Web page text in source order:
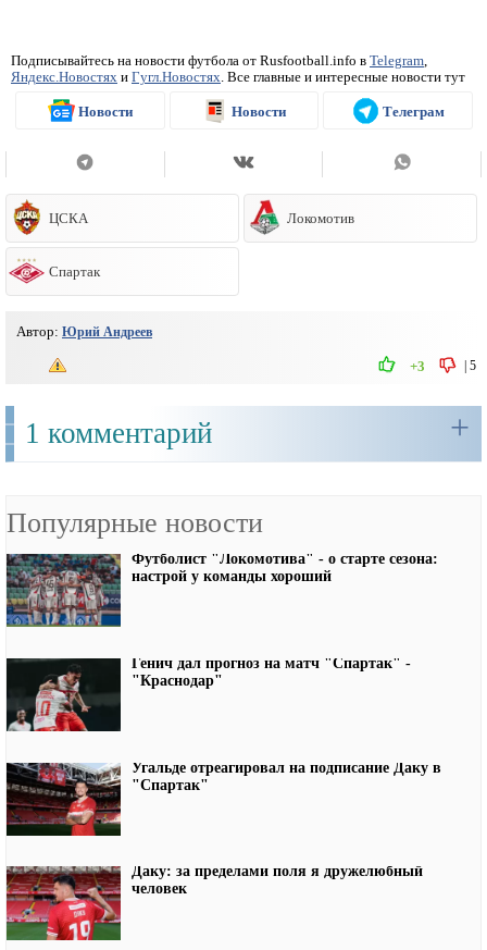
Подписывайтесь на новости футбола от Rusfootball.info в Telegram,
Яндекс.Новостях и Гугл.Новостях. Все главные и интересные новости тут
Новости Новости Телеграм
ЦСКА Локомотив
Спартак
Автор: Юрий Андреев
5
+3
1 комментарий +
Популярные новости
Футболист "Локомотива" - о старте сезона:
настрой у команды хороший
Генич дал прогноз на матч "Спартак" -
"Краснодар"
Угальде отреагировал на подписание Даку в
"Спартак"
Даку: за пределами поля я дружелюбный
человек